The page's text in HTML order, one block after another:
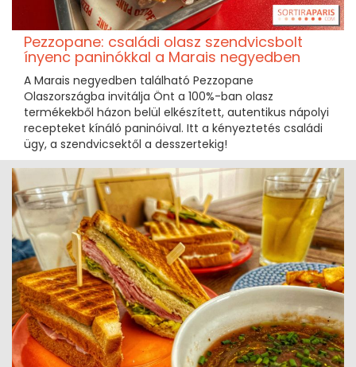
Pezzopane: családi olasz szendvicsbolt
ínyenc paninókkal a Marais negyedben
A Marais negyedben található Pezzopane
Olaszországba invitálja Önt a 100%-ban olasz
termékekből házon belül elkészített, autentikus nápolyi
recepteket kínáló paninóival. Itt a kényeztetés családi
ügy, a szendvicsektől a desszertekig!